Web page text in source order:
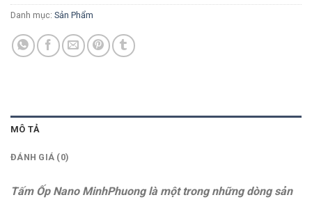
Danh mục: Sản Phẩm
MÔ TẢ
ĐÁNH GIÁ (0)
Tấm Ốp Nano MinhPhuong là một trong những dòng sản